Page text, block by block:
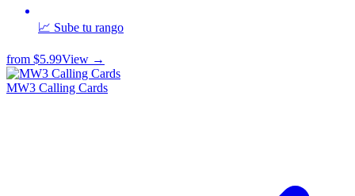
📈 Sube tu rango
from $5.99View →
MW3 Calling Cards